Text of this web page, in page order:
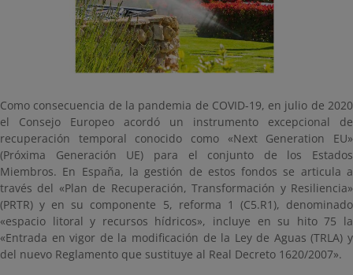
Como consecuencia de la pandemia de COVID-19, en julio de 2020
el Consejo Europeo acordó un instrumento excepcional de
recuperación temporal conocido como «Next Generation EU»
(Próxima Generación UE) para el conjunto de los Estados
Miembros. En España, la gestión de estos fondos se articula a
través del «Plan de Recuperación, Transformación y Resiliencia»
(PRTR) y en su componente 5, reforma 1 (C5.R1), denominado
«espacio litoral y recursos hídricos», incluye en su hito 75 la
«Entrada en vigor de la modificación de la Ley de Aguas (TRLA) y
del nuevo Reglamento que sustituye al Real Decreto 1620/2007».